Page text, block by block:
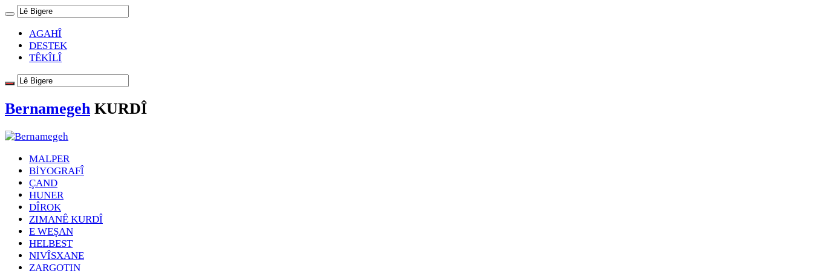
AGAHÎ
DESTEK
TÊKÎLÎ
Bernamegeh KURDÎ
MALPER
BİYOGRAFÎ
ÇAND
HUNER
DÎROK
ZIMANÊ KURDÎ
E WEŞAN
HELBEST
NIVÎSXANE
ZARGOTIN